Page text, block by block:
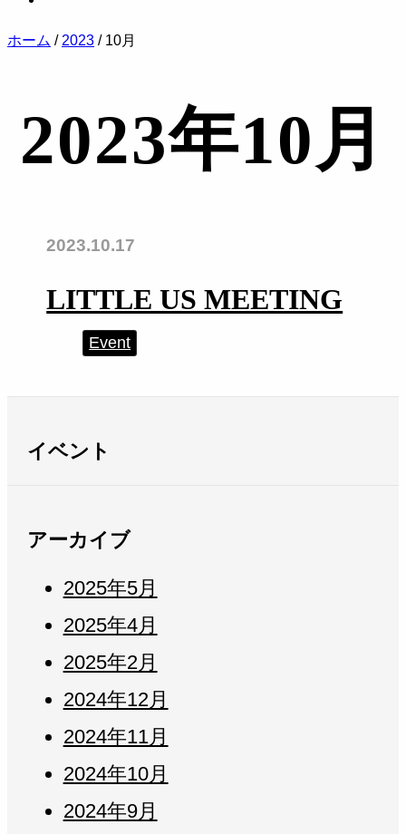
ホーム / 2023 / 10月
2023年10月
2023.10.17
LITTLE US MEETING
Event
イベント
アーカイブ
2025年5月
2025年4月
2025年2月
2024年12月
2024年11月
2024年10月
2024年9月